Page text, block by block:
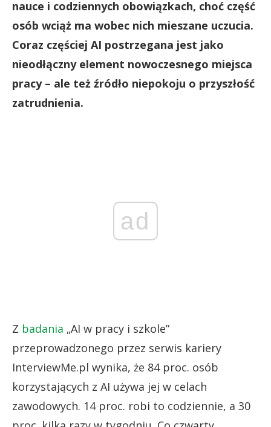
nauce i codziennych obowiązkach, choć część
osób wciąż ma wobec nich mieszane uczucia.
Coraz częściej AI postrzegana jest jako
nieodłączny element nowoczesnego miejsca
pracy – ale też źródło niepokoju o przyszłość
zatrudnienia.
ad
Z badania „AI w pracy i szkole”
przeprowadzonego przez serwis kariery
InterviewMe.pl wynika, że 84 proc. osób
korzystających z AI używa jej w celach
zawodowych. 14 proc. robi to codziennie, a 30